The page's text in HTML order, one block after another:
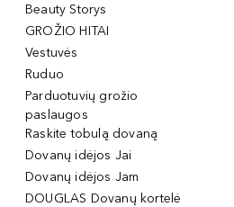
Beauty Storys
GROŽIO HITAI
Vestuvės
Ruduo
Parduotuvių grožio
paslaugos
Raskite tobulą dovaną
Dovanų idėjos Jai
Dovanų idėjos Jam
DOUGLAS Dovanų kortelė